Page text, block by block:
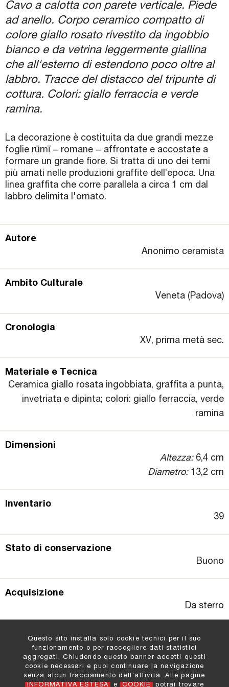
Cavo a calotta con parete verticale. Piede
ad anello. Corpo ceramico compatto di
colore giallo rosato rivestito da ingobbio
bianco e da vetrina leggermente giallina
che all'esterno di estendono poco oltre al
labbro. Tracce del distacco del tripunte di
cottura. Colori: giallo ferraccia e verde
ramina.
La decorazione è costituita da due grandi mezze
foglie rūmī − romane − affrontate e accostate a
formare un grande fiore. Si tratta di uno dei temi
più amati nelle produzioni graffite dell’epoca. Una
linea graffita che corre parallela a circa 1 cm dal
labbro delimita l'ornato.
Autore
Anonimo ceramista
Ambito Culturale
Veneta (Padova)
Cronologia
XV, prima metà sec.
Materiale e Tecnica
Ceramica giallo rosata ingobbiata, graffita a punta,
invetriata e dipinta; colori: giallo ferraccia, verde
ramina
Dimensioni
Altezza: 6,4 cm
Diametro: 13,2 cm
Inventario
39
Stato di conservazione
Buono
Acquisizione
Da sterro
Comune di Padova :
Settore Cultura e Turismo
Questo sito installa solo cookie tecnici per il suo
funzionamento o per raccogliere dati statistici
aggregati. Chiudendo questo banner accetti questi
cookie necessari e puoi continuare la navigazione
senza alcun tracciamento dell'attività. Alle pagine
INFORMATIVA ESTESA
e COOKIE potrai trovare